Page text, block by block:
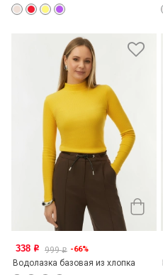
338 o 999o -66%
Водолазка базовая из хлопка